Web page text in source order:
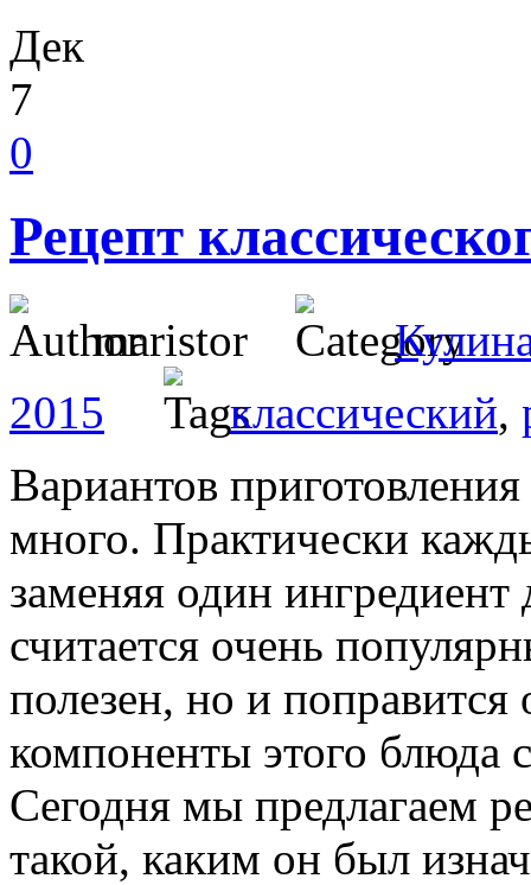
Дек
7
0
Рецепт
maristor
2015
классический,
Вариантов приготовления
много. Практически
заменяя один
считается очень
полезен, но и поправится
компоненты этого блюда
Сегодня мы предлагаем
такой, каким он был